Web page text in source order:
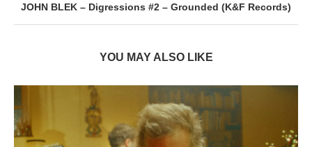
JOHN BLEK – Digressions #2 – Grounded (K&F Records)
YOU MAY ALSO LIKE